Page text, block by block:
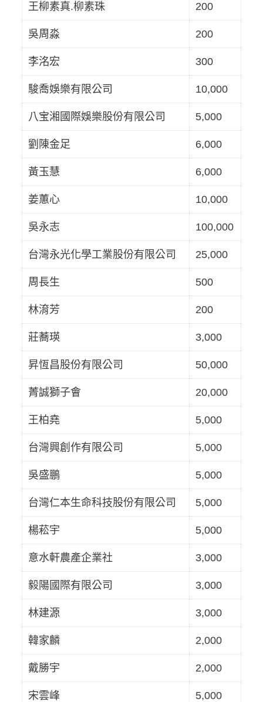
王柳素真.柳素珠 200
吳周淼 200
李洺宏 300
駿喬娛樂有限公司 10,000
八宝湘國際娛樂股份有限公司 5,000
劉陳金足 6,000
黃玉慧 6,000
姜蕙心 10,000
吳永志 100,000
台灣永光化學工業股份有限公司 25,000
周長生 500
林淯芳 200
莊蕎瑛 3,000
昇恆昌股份有限公司 50,000
菁誠獅子會 20,000
王柏堯 5,000
台灣興創作有限公司 5,000
吳盛鵬 5,000
台灣仁本生命科技股份有限公司 5,000
楊菘宇 5,000
意水軒農產企業社 3,000
毅陽國際有限公司 3,000
林建源 3,000
韓家麟 2,000
戴勝宇 2,000
宋雲峰 5,000